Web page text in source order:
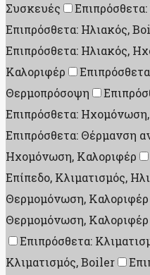
Συσκευές
Επιπρόσθετα: Ηλιακός,
Επιπρόσθετα: Ηλιακός,
Καλοριφέρ
Θερμοπρόσοψη
Επιπρόσθετα:
Επιπρόσθετα: Θέρμανση
Ηχομόνωση, Καλοριφέρ
Επίπεδο, Κλιματισμός,
Θερμομόνωση, Καλοριφέρ
Θερμομόνωση, Καλοριφέρ
Επιπρόσθετα:
Κλιματισμός, Boiler